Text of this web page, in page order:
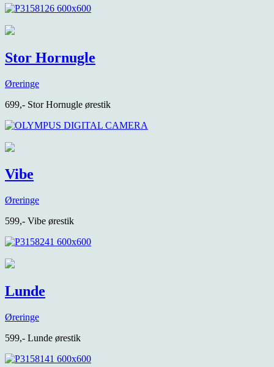
Stor Hornugle
Øreringe
699,- Stor Hornugle ørestik
Vibe
Øreringe
599,- Vibe ørestik
Lunde
Øreringe
599,- Lunde ørestik